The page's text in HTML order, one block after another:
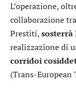
L’operazione,
collaborazione
Prestiti,sosterrà
realizzazione di
corridoi
(Trans-